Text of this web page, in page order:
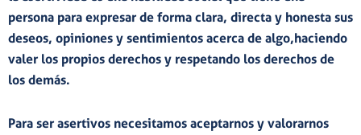
persona para expresar de forma clara, directa y honesta sus
deseos, opiniones y sentimientos acerca de algo,haciendo
valer los propios derechos y respetando los derechos de
los demás.
Para ser asertivos necesitamos aceptarnos y valorarnos